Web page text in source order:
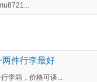
件行李最好
李箱，价格可谈...